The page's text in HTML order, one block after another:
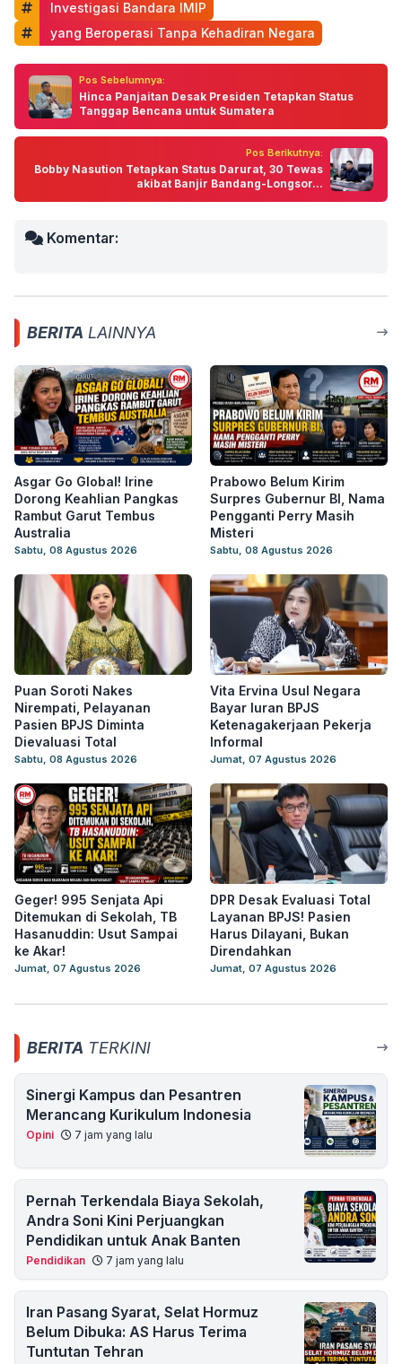
Investigasi Bandara IMIP
yang Beroperasi Tanpa Kehadiran Negara
Pos Sebelumnya:
Hinca Panjaitan Desak Presiden Tetapkan Status
Tanggap Bencana untuk Sumatera
Pos Berikutnya:
Bobby Nasution Tetapkan Status Darurat, 30 Tewas
akibat Banjir Bandang-Longsor...
Komentar:
BERITA LAINNYA
Asgar Go Global! Irine
Dorong Keahlian Pangkas
Rambut Garut Tembus
Australia
Sabtu, 08 Agustus 2026
Prabowo Belum Kirim
Surpres Gubernur BI, Nama
Pengganti Perry Masih
Misteri
Sabtu, 08 Agustus 2026
Puan Soroti Nakes
Nirempati, Pelayanan
Pasien BPJS Diminta
Dievaluasi Total
Sabtu, 08 Agustus 2026
Vita Ervina Usul Negara
Bayar Iuran BPJS
Ketenagakerjaan Pekerja
Informal
Jumat, 07 Agustus 2026
Geger! 995 Senjata Api
Ditemukan di Sekolah, TB
Hasanuddin: Usut Sampai
ke Akar!
Jumat, 07 Agustus 2026
DPR Desak Evaluasi Total
Layanan BPJS! Pasien
Harus Dilayani, Bukan
Direndahkan
Jumat, 07 Agustus 2026
BERITA TERKINI
Sinergi Kampus dan Pesantren
Merancang Kurikulum Indonesia
Opini 7 jam yang lalu
Pernah Terkendala Biaya Sekolah,
Andra Soni Kini Perjuangkan
Pendidikan untuk Anak Banten
Pendidikan 7 jam yang lalu
Iran Pasang Syarat, Selat Hormuz
Belum Dibuka: AS Harus Terima
Tuntutan Tehran